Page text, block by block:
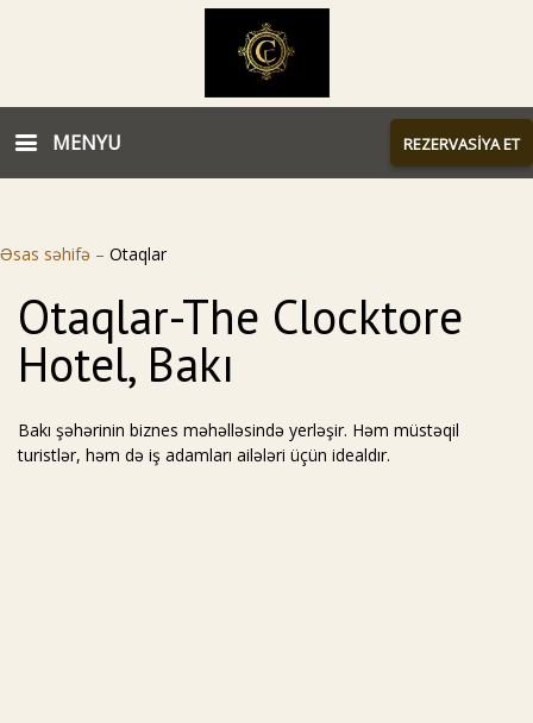
MENYU REZERVASİYA ET
Əsas səhifə – Otaqlar
Otaqlar-The Clocktore
Hotel, Bakı
Bakı şəhərinin biznes məhəlləsində yerləşir. Həm müstəqil
turistlər, həm də iş adamları ailələri üçün idealdır.